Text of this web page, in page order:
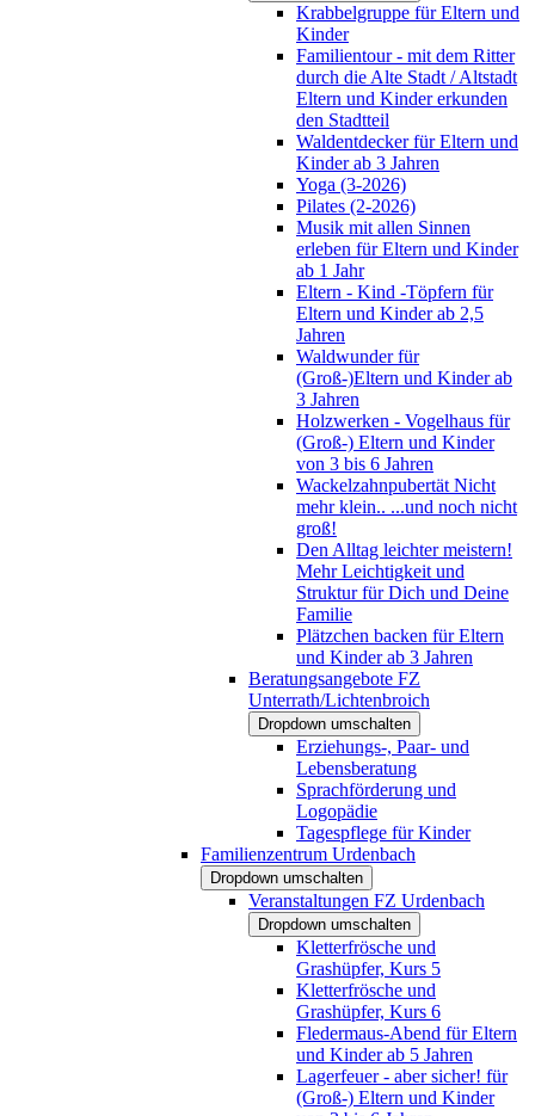
Krabbelgruppe für Eltern und
Kinder
Familientour - mit dem Ritter
durch die Alte Stadt / Altstadt
Eltern und Kinder erkunden
den Stadtteil
Waldentdecker für Eltern und
Kinder ab 3 Jahren
Yoga (3-2026)
Pilates (2-2026)
Musik mit allen Sinnen
erleben für Eltern und Kinder
ab 1 Jahr
Eltern - Kind -Töpfern für
Eltern und Kinder ab 2,5
Jahren
Waldwunder für
(Groß-)Eltern und Kinder ab
3 Jahren
Holzwerken - Vogelhaus für
(Groß-) Eltern und Kinder
von 3 bis 6 Jahren
Wackelzahnpubertät Nicht
mehr klein.. ...und noch nicht
groß!
Den Alltag leichter meistern!
Mehr Leichtigkeit und
Struktur für Dich und Deine
Familie
Plätzchen backen für Eltern
und Kinder ab 3 Jahren
Beratungsangebote FZ
Unterrath/Lichtenbroich
Dropdown umschalten
Erziehungs-, Paar- und
Lebensberatung
Sprachförderung und
Logopädie
Tagespflege für Kinder
Familienzentrum Urdenbach
Dropdown umschalten
Veranstaltungen FZ Urdenbach
Dropdown umschalten
Kletterfrösche und
Grashüpfer, Kurs 5
Kletterfrösche und
Grashüpfer, Kurs 6
Fledermaus-Abend für Eltern
und Kinder ab 5 Jahren
Lagerfeuer - aber sicher! für
(Groß-) Eltern und Kinder